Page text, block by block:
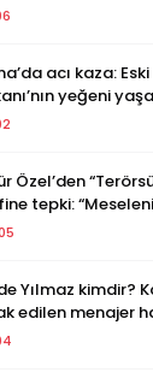
acı kaza:
yeğeni
Özel’den
tepki:
Yılmaz kimdir?
edilen menajer